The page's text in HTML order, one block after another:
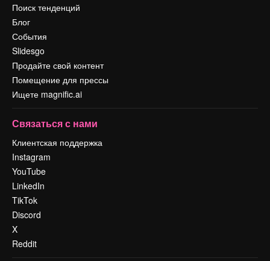
Поиск тенденций
Блог
События
Slidesgo
Продайте свой контент
Помещение для прессы
Ищете magnific.ai
Связаться с нами
Клиентская поддержка
Instagram
YouTube
LinkedIn
TikTok
Discord
X
Reddit